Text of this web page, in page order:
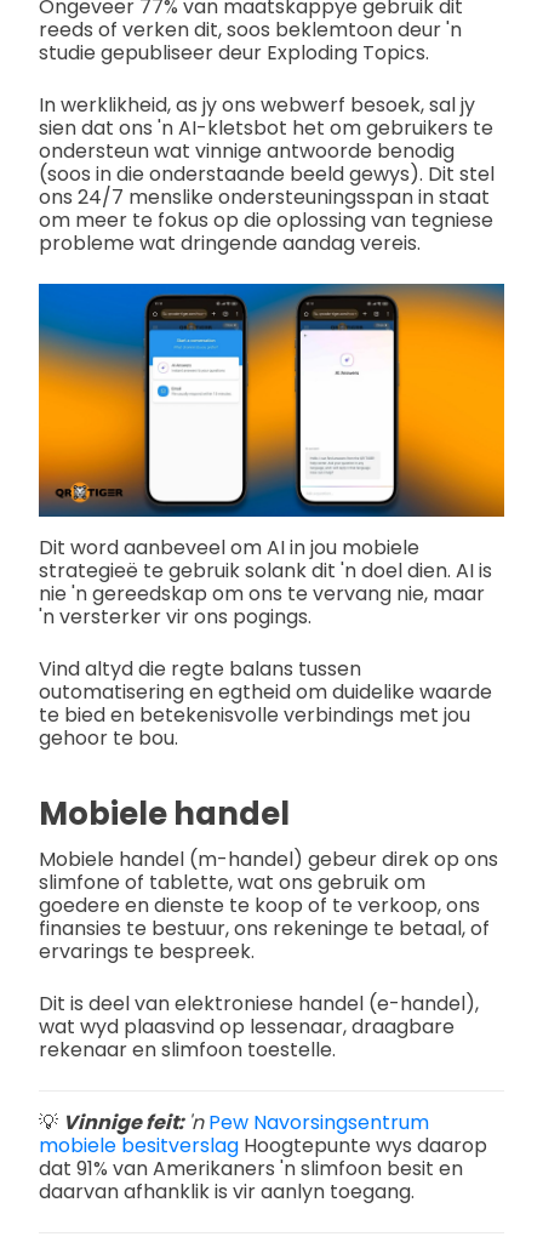
Ongeveer 77% van maatskappye gebruik dit
reeds of verken dit, soos beklemtoon deur 'n
studie gepubliseer deur Exploding Topics.
In werklikheid, as jy ons webwerf besoek, sal jy
sien dat ons 'n AI-kletsbot het om gebruikers te
ondersteun wat vinnige antwoorde benodig
(soos in die onderstaande beeld gewys). Dit stel
ons 24/7 menslike ondersteuningsspan in staat
om meer te fokus op die oplossing van tegniese
probleme wat dringende aandag vereis.
Dit word aanbeveel om AI in jou mobiele
strategieë te gebruik solank dit 'n doel dien. AI is
nie 'n gereedskap om ons te vervang nie, maar
'n versterker vir ons pogings.
Vind altyd die regte balans tussen
outomatisering en egtheid om duidelike waarde
te bied en betekenisvolle verbindings met jou
gehoor te bou.
Mobiele handel
Mobiele handel (m-handel) gebeur direk op ons
slimfone of tablette, wat ons gebruik om
goedere en dienste te koop of te verkoop, ons
finansies te bestuur, ons rekeninge te betaal, of
ervarings te bespreek.
Dit is deel van elektroniese handel (e-handel),
wat wyd plaasvind op lessenaar, draagbare
rekenaar en slimfoon toestelle.
💡 Vinnige feit: 'nPew Navorsingsentrum
mobiele besitverslag Hoogtepunte wys daarop
dat 91% van Amerikaners 'n slimfoon besit en
daarvan afhanklik is vir aanlyn toegang.